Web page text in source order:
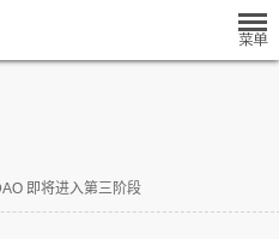
即将进入第三阶段